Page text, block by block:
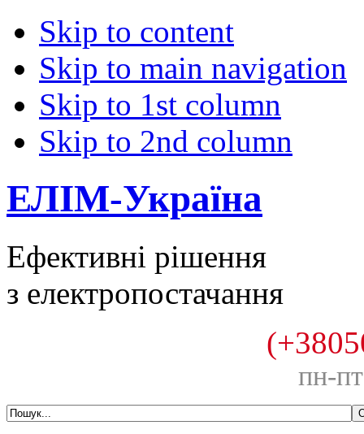
Skip to content
Skip to main navigation
Skip to 1st column
Skip to 2nd column
ЕЛІМ-Україна
Ефективні рішення
з електропостачання
пн-